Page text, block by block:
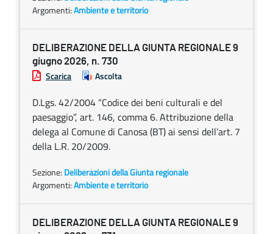
Argomenti:Ambiente e territorio
DELIBERAZIONE DELLA GIUNTA REGIONALE 9
giugno 2026, n. 730
Scarica Ascolta
D.Lgs. 42/2004 “Codice dei beni culturali e del
paesaggio”, art. 146, comma 6. Attribuzione della
delega al Comune di Canosa (BT) ai sensi dell’art. 7
della L.R. 20/2009.
Sezione: Deliberazioni della Giunta regionale
Argomenti:Ambiente e territorio
DELIBERAZIONE DELLA GIUNTA REGIONALE 9